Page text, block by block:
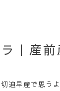
｜産
迫早産で思う